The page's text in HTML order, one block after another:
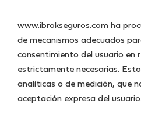
www.ibrokseguros.com ha
de mecanismos adecuados
consentimiento del usuario en
estrictamente necesarias.
analíticas o de medición, que
aceptación expresa del usuario.